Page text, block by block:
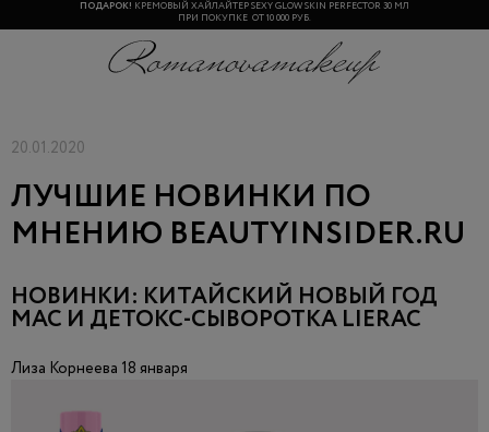
ПОДАРОК! КРЕМОВЫЙ ХАЙЛАЙТЕР SEXY GLOW SKIN PERFECTOR 30 МЛ
ПРИ ПОКУПКЕ ОТ 10 000 РУБ.
20.01.2020
ЛУЧШИЕ НОВИНКИ ПО
МНЕНИЮ BEAUTYINSIDER.RU
НОВИНКИ: КИТАЙСКИЙ НОВЫЙ ГОД
МАС И ДЕТОКС-СЫВОРОТКА LIERAC
Лиза Корнеева 18 января